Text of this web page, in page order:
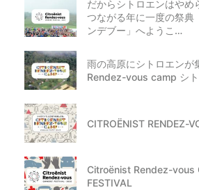
だからシトロエンはやめ
つながる年に一度の祭典
ンデブー」へようこ…
雨の高原にシトロエン
Rendez-vous camp シ
CITROËNIST RENDEZ-
Citroënist Rendez-vous
FESTIVAL